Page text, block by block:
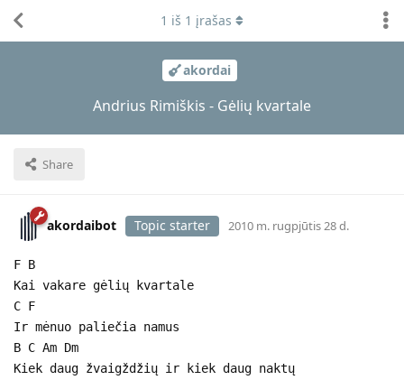
akordai
Andrius Rimiškis - Gėlių kvartale
Share
1 iš 1 įrašas
akordaibot Topic starter 2010 m. rugpjūtis 28 d.
F B
Kai vakare gėlių kvartale
C F
Ir mėnuo paliečia namus
B C Am Dm
Kiek daug žvaigždžių ir kiek daug naktų